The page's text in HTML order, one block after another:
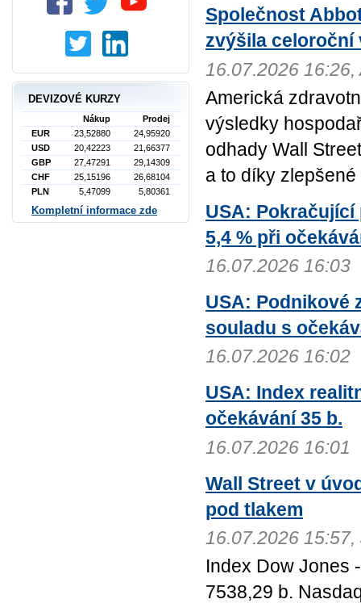
Společnost
zvýšila celoroční
16.07.2026 16:26,
Americká
výsledky
odhady Wall
a to díky
USA:
5,4 % při
16.07.2026 16:03
USA: Podnikové
souladu s
16.07.2026 16:02
USA: Index
očekávání 35 b.
16.07.2026 16:01
Wall Street v
pod tlakem
16.07.2026 15:57,
Index Dow Jones
7538,29 b.
DEVIZOVÉ KURZY
Nákup
Prodej
EUR
23,52880
24,95920
USD
20,42223
21,66377
GBP
27,47291
29,14309
CHF
25,15196
26,68104
PLN
5,47099 5,80361
Kompletní informace zde